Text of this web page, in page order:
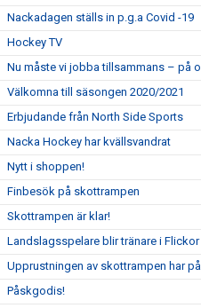
Nackadagen ställs in p.g.a Covid -19
Hockey TV
Nu måste vi jobba tillsammans – på
Välkomna till säsongen 2020/2021
Erbjudande från North Side Sports
Nacka Hockey har kvällsvandrat
Nytt i shoppen!
Finbesök på skottrampen
Skottrampen är klar!
Landslagsspelare blir tränare i Flickor
Upprustningen av skottrampen har
Påskgodis!